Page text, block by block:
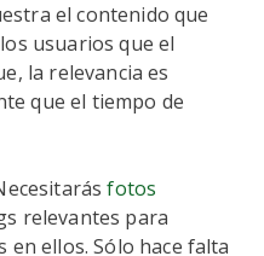
el contenido que
usuarios que el
la relevancia es
que el tiempo de
fotos
relevantes para
ellos. Sólo hace falta